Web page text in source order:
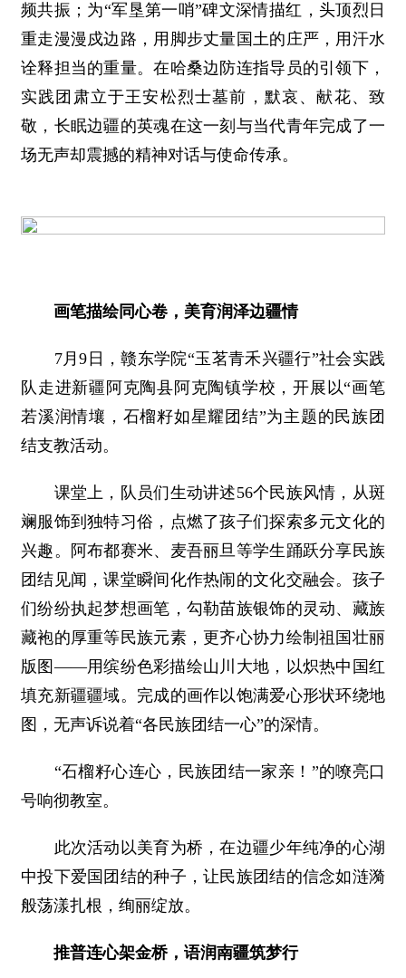
频共振；为“军垦第一哨”碑文深情描红，头顶烈日
重走漫漫戍边路，用脚步丈量国土的庄严，用汗水
诠释担当的重量。在哈桑边防连指导员的引领下，
实践团肃立于王安松烈士墓前，默哀、献花、致
敬，长眠边疆的英魂在这一刻与当代青年完成了一
场无声却震撼的精神对话与使命传承。
画笔描绘同心卷，美育润泽边疆情
7月9日，赣东学院“玉茗青禾兴疆行”社会实践
队走进新疆阿克陶县阿克陶镇学校，开展以“画笔
若溪润情壤，石榴籽如星耀团结”为主题的民族团
结支教活动。
课堂上，队员们生动讲述56个民族风情，从斑
斓服饰到独特习俗，点燃了孩子们探索多元文化的
兴趣。阿布都赛米、麦吾丽旦等学生踊跃分享民族
团结见闻，课堂瞬间化作热闹的文化交融会。孩子
们纷纷执起梦想画笔，勾勒苗族银饰的灵动、藏族
藏袍的厚重等民族元素，更齐心协力绘制祖国壮丽
版图——用缤纷色彩描绘山川大地，以炽热中国红
填充新疆疆域。完成的画作以饱满爱心形状环绕地
图，无声诉说着“各民族团结一心”的深情。
“石榴籽心连心，民族团结一家亲！”的嘹亮口
号响彻教室。
此次活动以美育为桥，在边疆少年纯净的心湖
中投下爱国团结的种子，让民族团结的信念如涟漪
般荡漾扎根，绚丽绽放。
推普连心架金桥，语润南疆筑梦行